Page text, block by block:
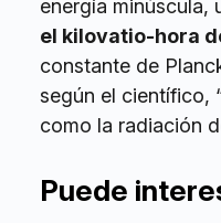
energía minúscula,
el kilovatio-hora
constante de
según el científico,
como la radiación
Puede